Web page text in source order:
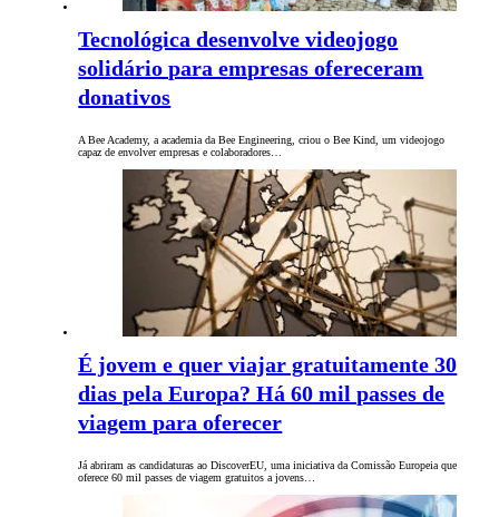
Tecnológica desenvolve videojogo
solidário para empresas ofereceram
donativos
A Bee Academy, a academia da Bee Engineering, criou o Bee Kind, um videojogo
capaz de envolver empresas e colaboradores…
É jovem e quer viajar gratuitamente 30
dias pela Europa? Há 60 mil passes de
viagem para oferecer
Já abriram as candidaturas ao DiscoverEU, uma iniciativa da Comissão Europeia que
oferece 60 mil passes de viagem gratuitos a jovens…